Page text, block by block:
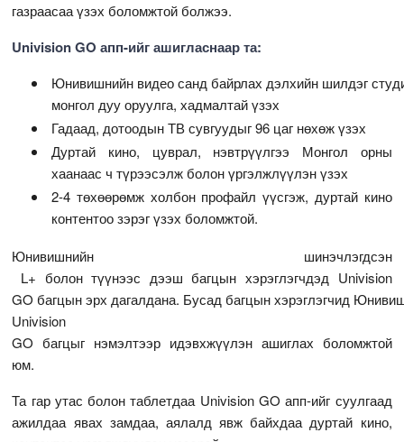
газраасаа үзэх боломжтой болжээ.
Univision GO апп-ийг ашигласнаар та:
Юнивишнийн видео санд байрлах дэлхийн шилдэг
монгол дуу оруулга, хадмалтай үзэх
Гадаад, дотоодын ТВ сувгуудыг 96 цаг нөхөж үзэх
Дуртай кино, цуврал, нэвтрүүлгээ Монгол орны
хаанаас ч түрээсэлж болон үргэлжлүүлэн үзэх
2-4 төхөөрөмж холбон профайл үүсгэж, дуртай кино
контентоо зэрэг үзэх боломжтой.
Юнивишнийн шинэчлэгдсэн
L+ болон түүнээс дээш багцын хэрэглэгчдэд Univision
GO багцын эрх дагалдана. Бусад багцын хэрэглэгчид
Univision
GO багцыг нэмэлтээр идэвхжүүлэн ашиглах боломжтой
юм.
Та гар утас болон таблетдаа Univision GO апп-ийг суулгаад
ажилдаа явах замдаа, аялалд явж байхдаа дуртай кино,